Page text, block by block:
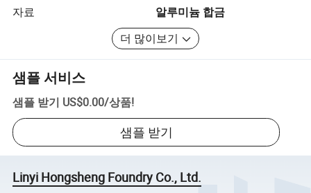
자료
알루미늄 합금
더 많이보기
샘플 서비스
샘플 받기 US$0.00/상품!
샘플 받기
Linyi Hongsheng Foundry Co., Ltd.